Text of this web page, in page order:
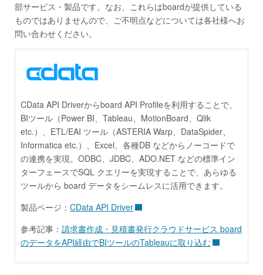
部サービス・製品です。なお、これらはboardが提供している
ものではありませんので、ご不明点などについては各社様へお
問い合わせください。
CData API Driverからboard API Profileを利用することで、
BIツール（Power BI、Tableau、MotionBoard、Qlik
etc.）、ETL/EAI ツール（ASTERIA Warp、DataSpider、
Informatica etc.）、Excel、各種DB などからノーコードで
の連携を実現。ODBC、JDBC、ADO.NET などの標準イン
ターフェースでSQL クエリーを実現することで、あらゆる
ツールから board データをシームレスに活用できます。
製品ページ： CData API Driver
参考記事： 請求書作成・見積書発行クラウドサービス board
のデータをAPI経由でBIツールのTableauに取り込む